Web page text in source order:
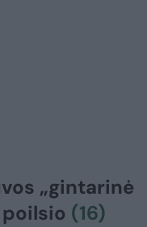
„gintarinė
(16)